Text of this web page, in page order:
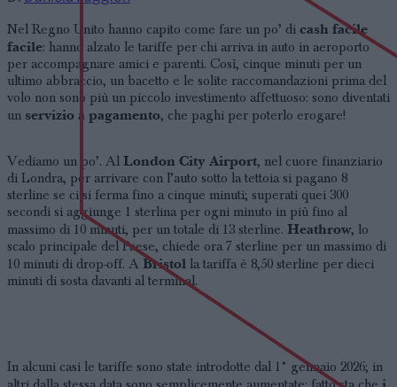
Nel Regno Unito hanno capito come fare un po’ di cash facile
facile: hanno alzato le tariffe per chi arriva in auto in aeroporto
per accompagnare amici e parenti. Così, cinque minuti per un
ultimo abbraccio, un bacetto e le solite raccomandazioni prima del
volo non sono più un piccolo investimento affettuoso: sono diventati
un servizio a pagamento, che paghi per poterlo erogare!
Vediamo un po’. Al London City Airport, nel cuore finanziario
di Londra, per arrivare con l’auto sotto la tettoia si pagano 8
sterline se ci si ferma fino a cinque minuti; superati quei 300
secondi si aggiunge 1 sterlina per ogni minuto in più fino al
massimo di 10 minuti, per un totale di 13 sterline. Heathrow, lo
scalo principale del Paese, chiede ora 7 sterline per un massimo di
10 minuti di drop-off. A Bristol la tariffa è 8,50 sterline per dieci
minuti di sosta davanti al terminal.
In alcuni casi le tariffe sono state introdotte dal 1° gennaio 2026; in